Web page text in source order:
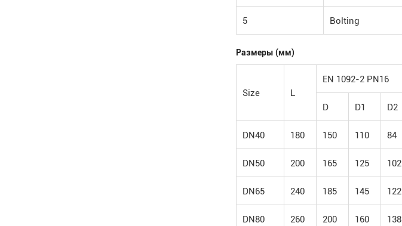
5 Bolting
Размеры (мм)
Size L
EN 1092-2 PN16
D
D1 D2
DN40 180 150 110 84
DN50 200 165 125 102
DN65 240 185 145 122
DN80 260 200 160 138